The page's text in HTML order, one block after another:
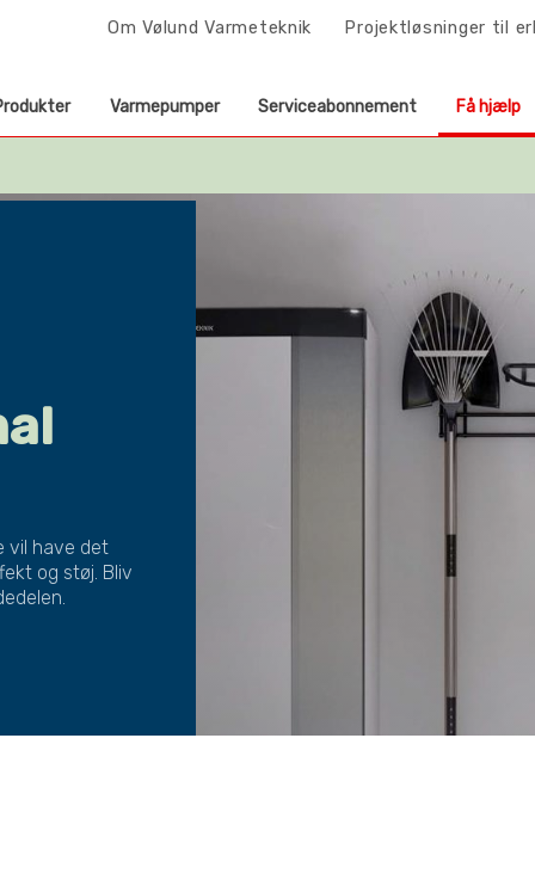
Om Vølund Varmeteknik Projektløsninger til
Varmepumper Serviceabonnement Få hjælp
vil have det
og støj. Bliv